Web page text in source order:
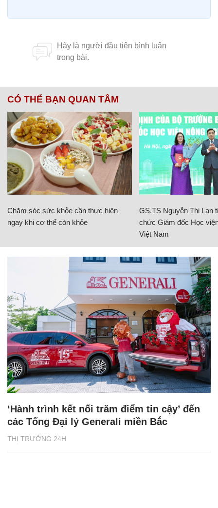
CÓ THỂ BẠN QUAN TÂM
Chăm sóc sức khỏe cần thực hiện
ngay khi cơ thể còn khỏe
GS.TS Nguyễn Thị Lan
chức Giám đốc Học
Việt Nam
THỊ TRƯỜNG 24H
‘Hành trình kết nối trăm điểm tin cậy’ đến
các Tổng Đại lý Generali miền Bắc